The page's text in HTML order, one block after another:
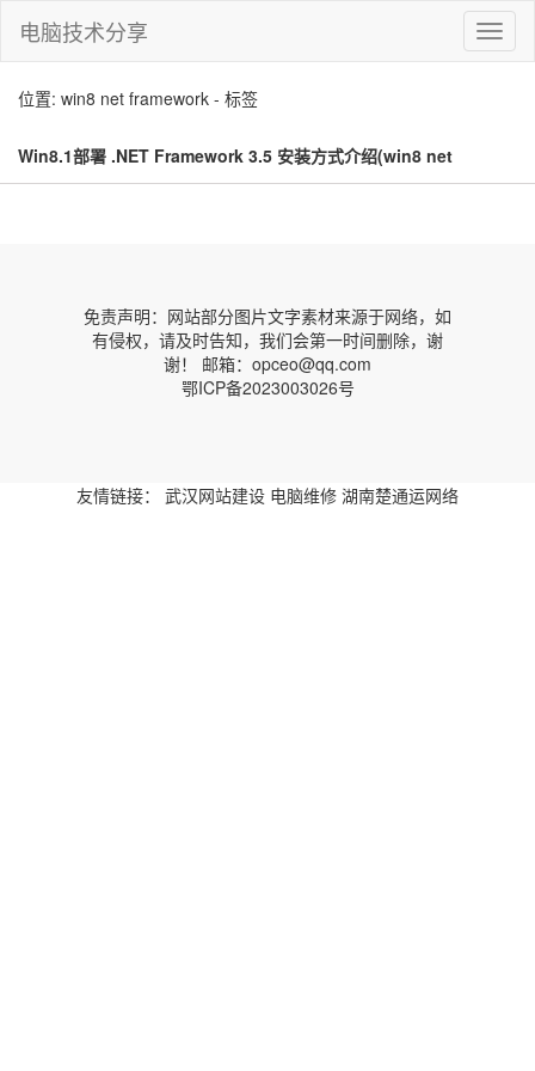
切
换
电脑技术分享
位置: win8 net framework - 标签
Win8.1部署 .NET Framework 3.5 安装方式介绍(win8 net
framework)
免责声明：网站部分图片文字素材来源于网络，如
有侵权，请及时告知，我们会第一时间删除，谢
谢！ 邮箱：opceo@qq.com
鄂ICP备2023003026号
友情链接： 武汉网站建设 电脑维修 湖南楚通运网络